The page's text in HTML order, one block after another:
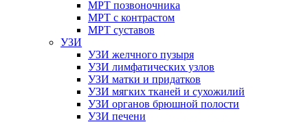
МРТ позвоночника
МРТ с контрастом
МРТ суставов
УЗИ
УЗИ желчного пузыря
УЗИ лимфатических узлов
УЗИ матки и придатков
УЗИ мягких тканей и сухожилий
УЗИ органов брюшной полости
УЗИ печени